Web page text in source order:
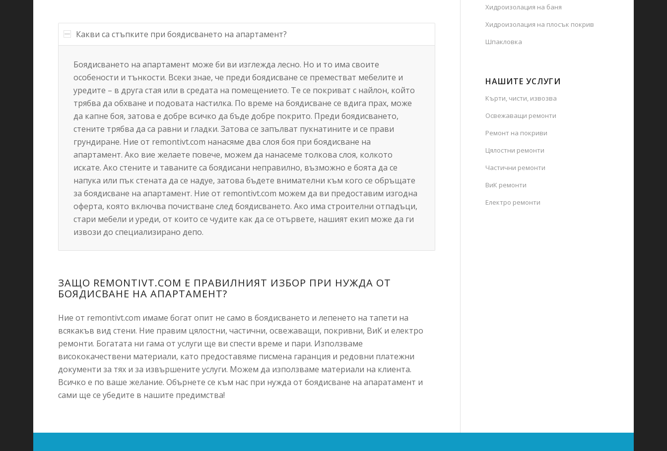
Какви са стъпките при боядисването на апартамент?
Боядисването на апартамент може би ви изглежда лесно. Но и то има своите
особености и тънкости. Всеки знае, че преди боядисване се преместват мебелите и
уредите – в друга стая или в средата на помещението. Те се покриват с найлон, който
трябва да обхване и подовата настилка. По време на боядисване се вдига прах, може
да капне боя, затова е добре всичко да бъде добре покрито. Преди боядисването,
стените трябва да са равни и гладки. Затова се запълват пукнатините и се прави
грундиране. Ние от remontivt.com нанасяме два слоя боя при боядисване на
апартамент. Ако вие желаете повече, можем да нанасеме толкова слоя, колкото
искате. Ако стените и таваните са боядисани неправилно, възможно е боята да се
напука или пък стената да се надуе, затова бъдете внимателни към кого се обръщате
за боядисване на апартамент. Ние от remontivt.com можем да ви предоставим изгодна
оферта, която включва почистване след боядисването. Ако има строителни отпадъци,
стари мебели и уреди, от които се чудите как да се отървете, нашият екип може да ги
извози до специализирано депо.
ЗАЩО REMONTIVT.COM Е ПРАВИЛНИЯТ ИЗБОР ПРИ НУЖДА ОТ
БОЯДИСВАНЕ НА АПАРТАМЕНТ?
Ние от remontivt.com имаме богат опит не само в боядисването и лепенето на тапети на
всякакъв вид стени. Ние правим цялостни, частични, освежаващи, покривни, ВиК и електро
ремонти. Богатата ни гама от услуги ще ви спести време и пари. Използваме
висококачествени материали, като предоставяме писмена гаранция и редовни платежни
документи за тях и за извършените услуги. Можем да използваме материали на клиента.
Всичко е по ваше желание. Обърнете се към нас при нужда от боядисване на апаратамент и
сами ще се убедите в нашите предимства!
Хидроизолация на баня
Хидроизолация на плосък покрив
Шпакловка
НАШИТЕ УСЛУГИ
Кърти, чисти, извозва
Освежаващи ремонти
Ремонт на покриви
Цялостни ремонти
Частични ремонти
ВиК ремонти
Електро ремонти